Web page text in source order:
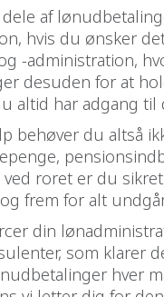
dele af
hvis du ønsker
-administration,
desuden for at
altid har adgang
behøver du altså
roret er du
frem for alt
din
som klarer
hver